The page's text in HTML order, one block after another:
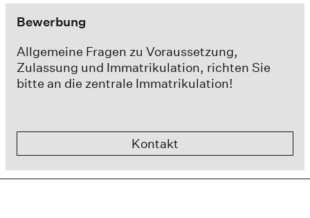
Bewerbung
Allgemeine Fragen zu Voraussetzung,
Zulassung und Immatrikulation, richten Sie
bitte an die zentrale Immatrikulation!
Kontakt